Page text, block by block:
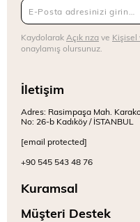
Kaydolarak Açık rızave Kişisel
onaylamış olursunuz.
İletişim
Adres: Rasimpaşa Mah.
No: 26-b Kadıköy / İSTANBUL
[email protected]
+90 545 543 48 76
Kuramsal
Müşteri Destek